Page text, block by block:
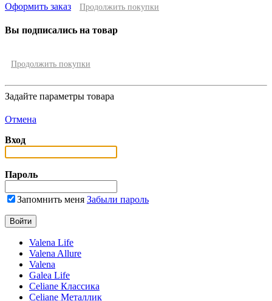
Оформить заказ Продолжить покупки
Вы подписались на товар
Продолжить покупки
Задайте параметры товара
Отмена
Вход
Пароль
Запомнить меня Забыли пароль
Valena Life
Valena Allure
Valena
Galea Life
Celiane Классика
Celiane Металлик